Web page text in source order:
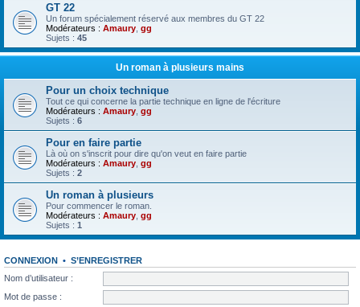
GT 22
Un forum spécialement réservé aux membres du GT 22
Modérateurs : Amaury gg
Sujets : 45
Un roman à plusieurs mains
Pour un choix technique
Tout ce qui concerne la partie technique en ligne de l'écriture
Modérateurs : Amaury gg
Sujets : 6
Pour en faire partie
Là où on s'inscrit pour dire qu'on veut en faire partie
Modérateurs : Amaury gg
Sujets : 2
Un roman à plusieurs
Pour commencer le roman.
Modérateurs : Amaury gg
Sujets : 1
CONNEXION • S’ENREGISTRER
Nom d’utilisateur :
Mot de passe :